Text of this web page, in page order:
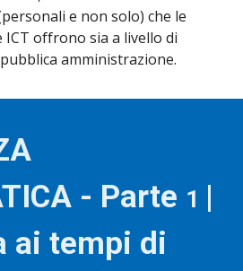
e non solo) che le
offrono sia a livello di
amministrazione.
- Parte 1 |
ai tempi di